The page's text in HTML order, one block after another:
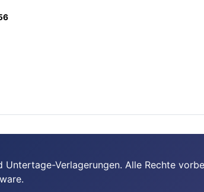
Verlagerungen. Alle Rechte